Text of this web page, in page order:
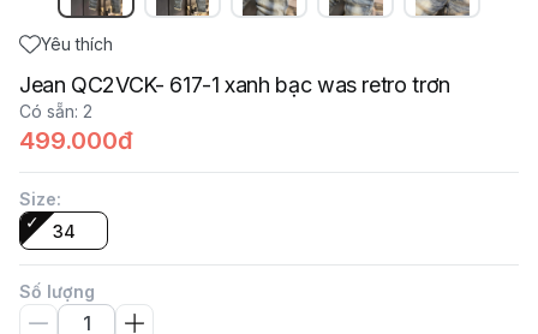
Yêu thích
Jean QC2VCK- 617-1 xanh bạc was retro trơn
Có sẵn: 2
499.000đ
Size:
34
Số lượng